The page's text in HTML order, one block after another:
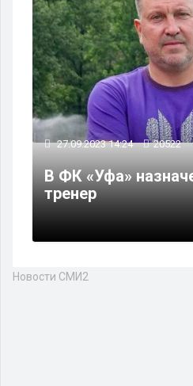
27.09.2023 14:24 20522
В ФК «Уфа»
тренер
Новости СМИ2